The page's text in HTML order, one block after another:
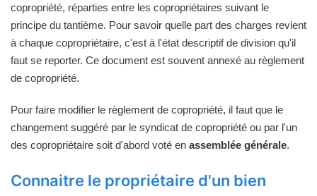
copropriété, réparties entre les copropriétaires suivant le
principe du tantième. Pour savoir quelle part des charges revient
à chaque copropriétaire, c'est à l'état descriptif de division qu'il
faut se reporter. Ce document est souvent annexé au règlement
de copropriété.
Pour faire modifier le règlement de copropriété, il faut que le
changement suggéré par le syndicat de copropriété ou par l'un
des copropriétaire soit d'abord voté en assemblée générale.
Connaitre le propriétaire d'un bien